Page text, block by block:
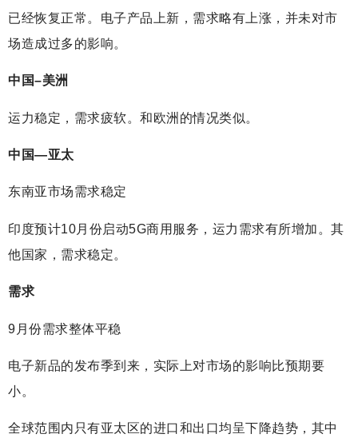
已经恢复正常。电子产品上新，需求略有上涨，并未对市
场造成过多的影响。
中国–美洲
运力稳定，需求疲软。和欧洲的情况类似。
中国—亚太
东南亚市场需求稳定
印度预计10月份启动5G商用服务，运力需求有所增加。其
他国家，需求稳定。
需求
9月份需求整体平稳
电子新品的发布季到来，实际上对市场的影响比预期要
小。
全球范围内只有亚太区的进口和出口均呈下降趋势，其中